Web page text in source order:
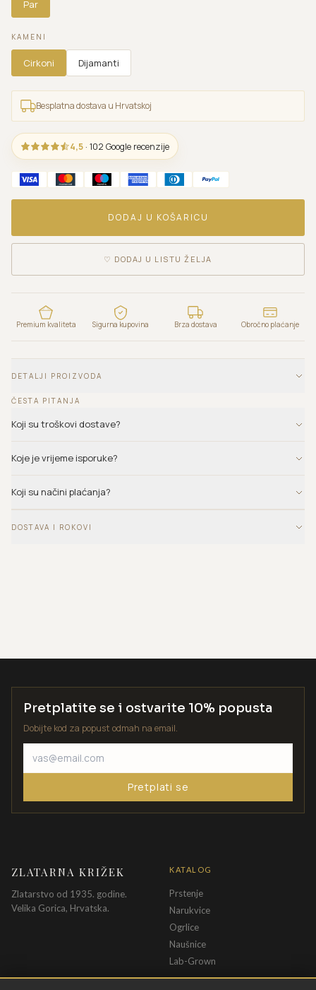
Par
KAMENI
Cirkoni Dijamanti
Besplatna dostava u Hrvatskoj
4,5 · 102 Google recenzije
DODAJ U KOŠARICU
♡ DODAJ U LISTU ŽELJA
Premium kvaliteta Sigurna kupovina Brza dostava Obročno plaćanje
DETALJI PROIZVODA
ČESTA PITANJA
Koji su troškovi dostave?
Koje je vrijeme isporuke?
Koji su načini plaćanja?
DOSTAVA I ROKOVI
Pretplatite se i ostvarite 10% popusta
Dobijte kod za popust odmah na email.
Pretplati se
ZLATARNA KRIŽEK
Zlatarstvo od 1935. godine.
Velika Gorica, Hrvatska.
KATALOG
Prstenje
Narukvice
Ogrlice
Naušnice
Lab-Grown